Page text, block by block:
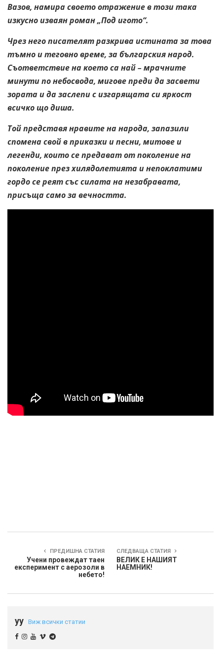
Вазов, намира своето отражение в този така
изкусно изваян роман „Под игото“.
Чрез него писателят разкрива истината за това
тъмно и теговно време, за българския народ.
Съответствие на което са най – мрачните
минути по небосвода, мигове преди да засвети
зората и да заслепи с изгарящата си яркост
всичко що диша.
Той представя нравите на народа, запазили
спомена свой в приказки и песни, митове и
легенди, които се предават от поколение на
поколение през хилядолетията и непоклатими
гордо се реят със силата на незабравата,
присъща само за вечността.
ПРЕДИШНА СТАТИЯ
Учени провеждат таен
експеримент с аерозоли в
небето!
СЛЕДВАЩА СТАТИЯ
ВЕЛИК Е НАШИЯТ
НАЕМНИК!
yy Виж всички статии